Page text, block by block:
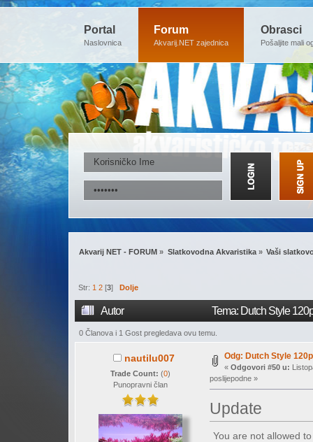
Portal
Naslovnica
Forum
Akvarij.NET zajednica
Obrasci
Pošaljite mali
Akvarij NET - FORUM » Slatkovodna Akvaristika» Vaši
Str:1 2 [3] Dolje
Autor Tema: Dutch Style
0 Članova i 1 Gost pregledava ovu temu.
nautilu007
Trade Count: (0)
Punopravni član
Odg: Dutch Style 120p
« Odgovori #50 u:
poslijepodne »
Update
You are not allowed